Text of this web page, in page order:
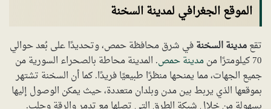
الموقع الجغرافي لمدينة السخنة
تقعمدينة السخنةفي شرق محافظة حمص، وتحديدًا على بُعد حوالي
70 كيلومترًا من
مدينة حمص. المدينة محاطة بالصحراء السورية من
جميع الجهات، مما يمنحها منظرًا طبيعيًا فريدًا. كما أن السخنة تشتهر
بموقعها الذي يربط بين مدن وبلدان متعددة، حيث يمكن الوصول إليها